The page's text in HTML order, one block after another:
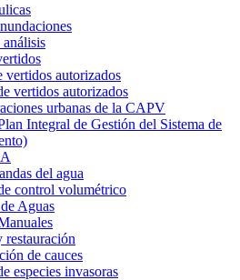
vertidos autorizados
vertidos autorizados
urbanas de la CAPV
Integral de Gestión del Sistema de
del agua
control volumétrico
Aguas
restauración
de cauces
especies invasoras